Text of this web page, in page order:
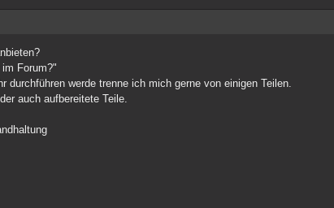
Forum?"
durchführen werde trenne ich mich gerne von einigen Teilen.
auch aufbereitete Teile.